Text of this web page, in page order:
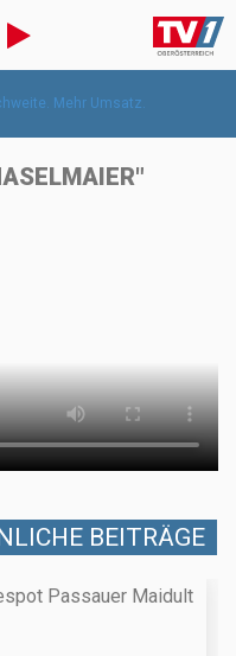
BEITRÄGE
Passauer Maidult